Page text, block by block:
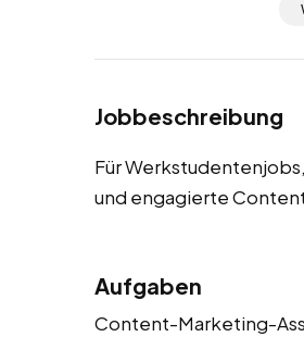
Jobbeschreibung
Für
und engagierte
Aufgaben
Content-Marketing-